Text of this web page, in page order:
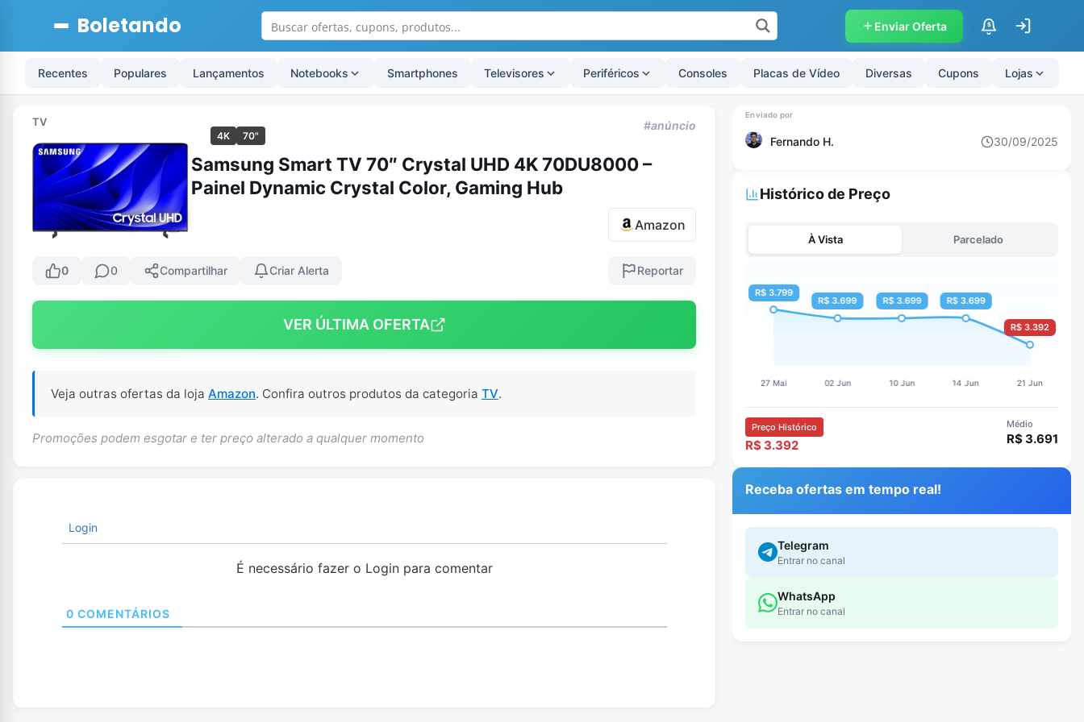
Boletando Enviar Oferta $
Recentes Populares Lançamentos Notebooks Smartphones Televisores Periféricos Consoles Placas de Vídeo Diversas Cupons Lojas
TV
4K 70"
#anúncio
Samsung Smart TV 70″ Crystal UHD 4K 70DU8000 –
Painel Dynamic Crystal Color, Gaming Hub
Amazon
0 0 Compartilhar Criar Alerta Reportar
VER ÚLTIMA OFERTA
Veja outras ofertas da loja Amazon. Confira outros produtos da categoria TV.
Promoções podem esgotar e ter preço alterado a qualquer momento
Login
É necessário fazer o Login para comentar
0 COMENTÁRIOS
Fernando H. 30/09/2025
Histórico de Preço
À Vista Parcelado
Preço Histórico
R$ 3.392
Médio
R$ 3.691
Receba ofertas em tempo real!
Telegram
Entrar no canal
WhatsApp
Entrar no canal